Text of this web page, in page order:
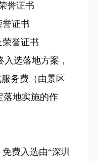
誉证书
证书
誉证书
选落地方案，
务费（由景区
落地实施的作
费入选由“深圳